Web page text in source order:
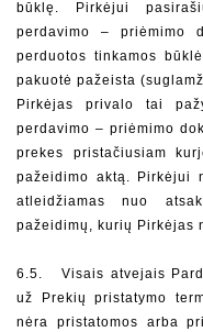
būklę. Pirkėjui
perdavimo – priėmimo
perduotos tinkamos
pakuotė pažeista
Pirkėjas privalo tai
perdavimo – priėmimo
prekes pristačiusiam
pažeidimo aktą. Pirkėjui
atleidžiamas nuo
pažeidimų, kurių Pirkėjas
6.5.   Visais atvejais
už Prekių pristatymo
nėra pristatomos arba